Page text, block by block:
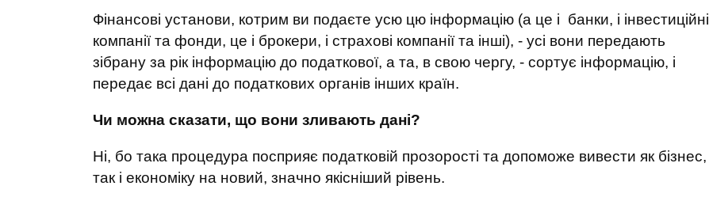
Фінансові установи, котрим ви подаєте усю цю інформацію (а це і банки, і інвестиційні
компанії та фонди, це і брокери, і страхові компанії та інші), - усі вони передають
зібрану за рік інформацію до податкової, а та, в свою чергу, - сортує інформацію, і
передає всі дані до податкових органів інших країн.
Чи можна сказати, що вони зливають дані?
Ні, бо така процедура посприяє податковій прозорості та допоможе вивести як бізнес,
так і економіку на новий, значно якісніший рівень.